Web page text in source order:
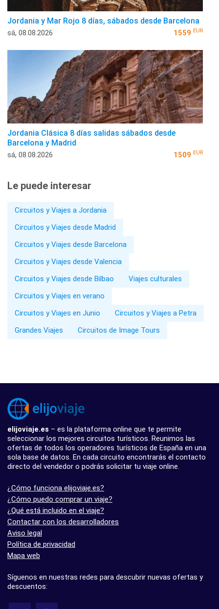
Jordania y Mar Rojo 8 días, sábados desde Barcelona
sá, 08.08.2026 1559 EUR
Jordania Clásica 8 días salidas sábados desde
Barcelona y Madrid
sá, 08.08.2026 1509 EUR
Le puede interesar
Circuitos y Viajes a Jordania
Circuitos y Viajes desde Madrid
Circuitos y Viajes desde Barcelona
Circuitos y Viajes desde Valencia
Circuitos y Viajes desde Bilbao
Viajes culturales
Circuitos y Viajes en verano
Circuitos y Viajes en Junio
Circuitos y Viajes a Petra
Grandes Viajes
Circuitos de Image Tours
elijoviaje.es – es la plataforma online que te permite
seleccionar los mejores circuitos turísticos. Reunimos las
ofertas de todos los operadores turísticos de España en una
sola base de datos. En cada circuito encontrarás el contacto
directo del vendedor o podrás solicitar tu viaje online.
¿Cómo funciona elijoviaje.es?
¿Cómo puedo comprar un viaje?
¿Qué está incluido en el viaje?
Contactar con los desarrolladores
Aviso legal
Política de privacidad
Mapa web
Síguenos en nuestras redes para descubrir nuevas ofertas y
descuentos: